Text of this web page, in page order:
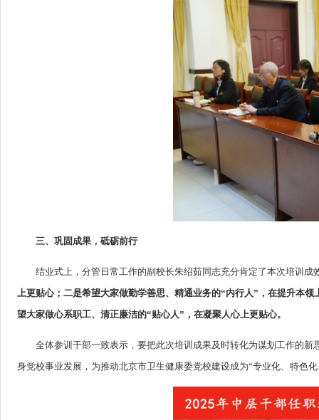
三、巩固成果，砥砺前行
结业式上，分管日常工作的副校长朱绍茹同志充分肯定了本次培训成
上更贴心； 二是希望大家做勤学善思、精通业务的“内行人”，在提升本
望大家做心系职工、清正廉洁的“贴心人”，在凝聚人心上更贴心。
全体参训干部一致表示，要把此次培训成果及时转化为谋划工作的
身党校事业发展，为推动北京市卫生健康委党校建设成为“专业化、特色